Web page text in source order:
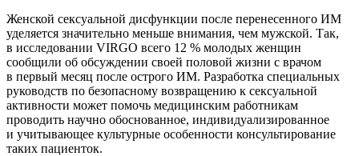
Женской сексуальной дисфункции после перенесенного ИМ
уделяется значительно меньше внимания, чем мужской. Так,
в исследовании VIRGO всего 12 % молодых женщин
сообщили об обсуждении своей половой жизни с врачом
в первый месяц после острого ИМ. Разработка специальных
руководств по безопасному возвращению к сексуальной
активности может помочь медицинским работникам
проводить научно об­основанное, индивидуализированное
и учитывающее культурные особенности консультирование
таких пациенток.